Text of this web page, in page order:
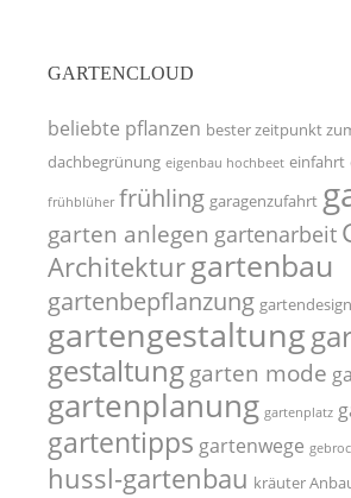
GARTENCLOUD
beliebte pflanzen bester zeitpunkt
dachbegrünung eigenbau hochbeet einfahrt
frühblüher frühling garagenzufahrt
garten anlegen gartenarbeit
Architekturgartenbau
gartenbepflanzung gartendesign
gartengestaltung
gestaltunggarten mode
gartenplanung gartenplatz
gartentipps gartenwege
hussl-gartenbau kräuter